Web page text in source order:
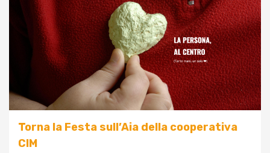
Torna la Festa sull’Aia della cooperativa
CIM